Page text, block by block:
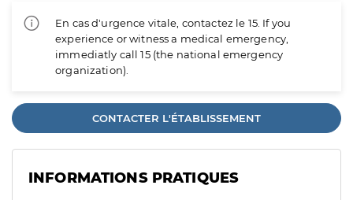
En cas d'urgence vitale, contactez le 15. If you
experience or witness a medical emergency,
immediatly call 15 (the national emergency
organization).
CONTACTER L'ÉTABLISSEMENT
INFORMATIONS PRATIQUES